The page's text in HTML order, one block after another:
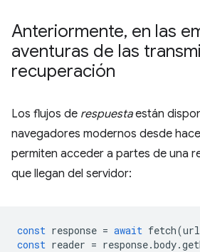
Anteriormente, en las
aventuras de las
recuperación
Los flujos de respuestaestán
navegadores modernos desde
permiten acceder a partes de una
que llegan del servidor:
const response = await fetch(url
const reader = response.body.